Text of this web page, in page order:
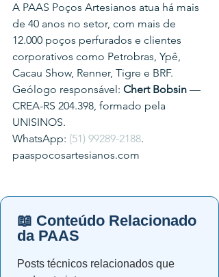
A PAAS Poços Artesianos atua há mais
de 40 anos no setor, com mais de
12.000 poços perfurados e clientes
corporativos como Petrobras, Ypê,
Cacau Show, Renner, Tigre e BRF.
Geólogo responsável: Chert Bobsin —
CREA-RS 204.398, formado pela
UNISINOS.
WhatsApp: (51) 99289-2188.
paaspocosartesianos.com
📖 Conteúdo Relacionado
da PAAS
Posts técnicos relacionados que